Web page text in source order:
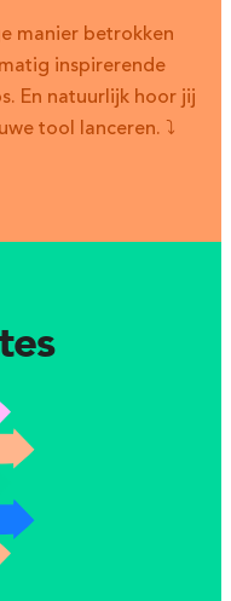
manier betrokken
inspirerende
En natuurlijk hoor jij
tool lanceren. ⤵